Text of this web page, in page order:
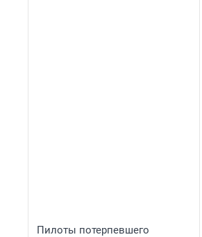
Пилоты потерпевшего